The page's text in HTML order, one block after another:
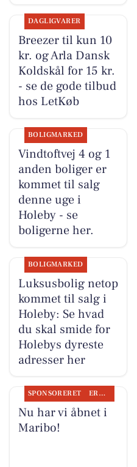
DAGLIGVARER
Breezer til kun 10
kr. og Arla Dansk
Koldskål for 15 kr.
- se de gode tilbud
hos LetKøb
BOLIGMARKED
Vindtoftvej 4 og 1
anden boliger er
kommet til salg
denne uge i
Holeby - se
boligerne her.
BOLIGMARKED
Luksusbolig netop
kommet til salg i
Holeby: Se hvad
du skal smide for
Holebys dyreste
adresser her
SPONSORERET ERHVERV
Nu har vi åbnet i
Maribo!